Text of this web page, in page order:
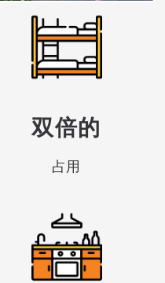
双倍的
占用